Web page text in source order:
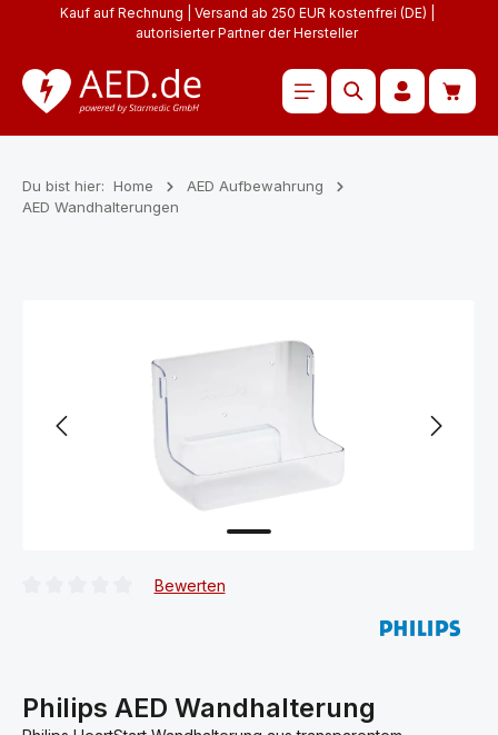
Zum Hauptinhalt springen
Kauf auf Rechnung | Versand ab 250 EUR kostenfrei (DE) |
autorisierter Partner der Hersteller
Du bist hier: Home
AED Aufbewahrung
AED Wandhalterungen
Bewerten
Philips AED Wandhalterung